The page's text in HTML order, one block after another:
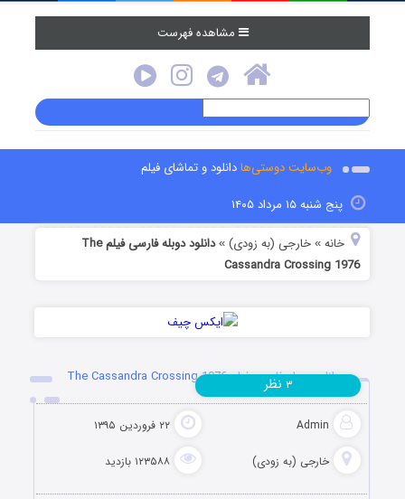
مشاهده فهرست
وب‌سایت دوستی‌هادانلود و تماشای فیلم
پنج شنبه ۱۵ مرداد ۱۴۰۵
خانه »خارجی (به زودی) »
دانلود دوبله فارسی فیلم The
Cassandra Crossing 1976
دانلود دوبله فارسی فیلم The Cassandra Crossing 1976
Admin ۲۲ فروردین ۱۳۹۵
خارجی (به زودی) ۱۲۳۵۸۸ بازدید
۳ نظر